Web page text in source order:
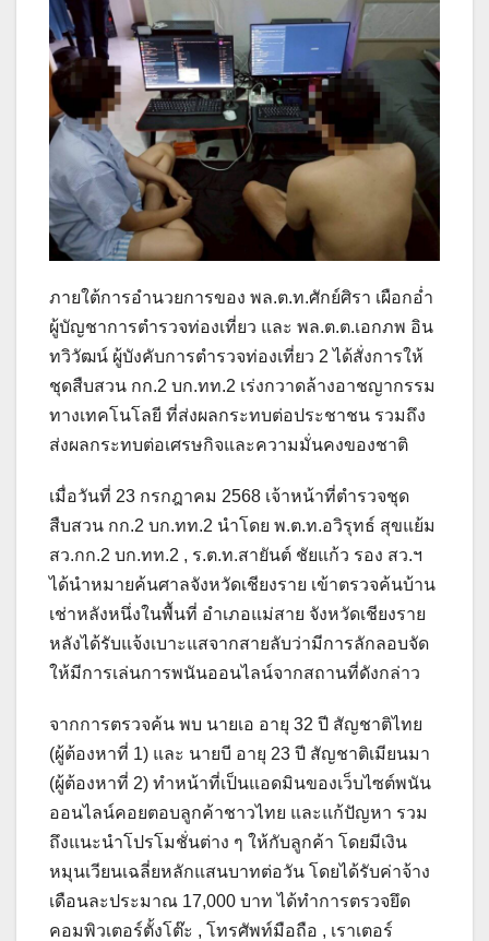
ภายใต้การอำนวยการของ พล.ต.ท.ศักย์ศิรา เผือกอ่ำ
ผู้บัญชาการตำรวจท่องเที่ยว และ พล.ต.ต.เอกภพ อิน
ทวิวัฒน์ ผู้บังคับการตำรวจท่องเที่ยว 2 ได้สั่งการให้
ชุดสืบสวน กก.2 บก.ทท.2 เร่งกวาดล้างอาชญากรรม
ทางเทคโนโลยี ที่ส่งผลกระทบต่อประชาชน รวมถึง
ส่งผลกระทบต่อเศรษกิจและความมั่นคงของชาติ
เมื่อวันที่ 23 กรกฎาคม 2568 เจ้าหน้าที่ตำรวจชุด
สืบสวน กก.2 บก.ทท.2 นำโดย พ.ต.ท.อวิรุทธ์ สุขแย้ม
สว.กก.2 บก.ทท.2 , ร.ต.ท.สายันต์ ชัยแก้ว รอง สว.ฯ
ได้นำหมายค้นศาลจังหวัดเชียงราย เข้าตรวจค้นบ้าน
เช่าหลังหนึ่งในพื้นที่ อำเภอแม่สาย จังหวัดเชียงราย
หลังได้รับแจ้งเบาะแสจากสายลับว่ามีการลักลอบจัด
ให้มีการเล่นการพนันออนไลน์จากสถานที่ดังกล่าว
จากการตรวจค้น พบ นายเอ อายุ 32 ปี สัญชาติไทย
(ผู้ต้องหาที่ 1) และ นายบี อายุ 23 ปี สัญชาติเมียนมา
(ผู้ต้องหาที่ 2) ทำหน้าที่เป็นแอดมินของเว็บไซต์พนัน
ออนไลน์คอยตอบลูกค้าชาวไทย และแก้ปัญหา รวม
ถึงแนะนำโปรโมชั่นต่าง ๆ ให้กับลูกค้า โดยมีเงิน
หมุนเวียนเฉลี่ยหลักแสนบาทต่อวัน โดยได้รับค่าจ้าง
เดือนละประมาณ 17,000 บาท ได้ทำการตรวจยึด
คอมพิวเตอร์ตั้งโต๊ะ , โทรศัพท์มือถือ , เราเตอร์